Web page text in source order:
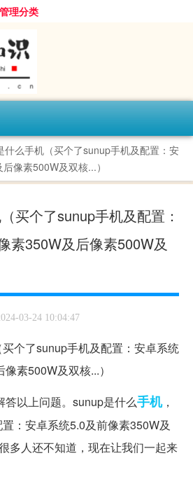
理分类
什么手机（买个了sunup手机及配置：安
像素500W及双核...）
买个了sunup手机及配置：
素350W及后像素500W及
03-24 10:04:47
答以上问题。sunup是什么手机，
：安卓系统5.0及前像素350W及
多人还不知道，现在让我们一起来